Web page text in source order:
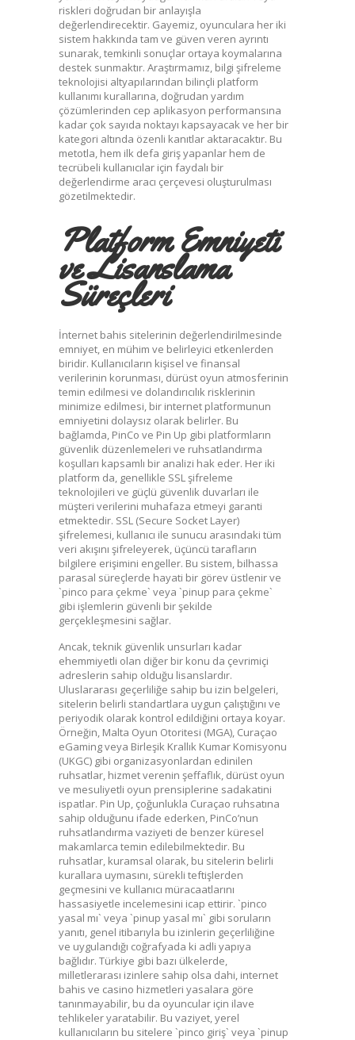
riskleri doğrudan bir anlayışla
değerlendirecektir. Gayemiz, oyunculara her iki
sistem hakkında tam ve güven veren ayrıntı
sunarak, temkinli sonuçlar ortaya koymalarına
destek sunmaktır. Araştırmamız, bilgi şifreleme
teknolojisi altyapılarından bilinçli platform
kullanımı kurallarına, doğrudan yardım
çözümlerinden cep aplikasyon performansına
kadar çok sayıda noktayı kapsayacak ve her bir
kategori altında özenli kanıtlar aktaracaktır. Bu
metotla, hem ilk defa giriş yapanlar hem de
tecrübeli kullanıcılar için faydalı bir
değerlendirme aracı çerçevesi oluşturulması
gözetilmektedir.
Platform Emniyeti
ve Lisanslama
Süreçleri
İnternet bahis sitelerinin değerlendirilmesinde
emniyet, en mühim ve belirleyici etkenlerden
biridir. Kullanıcıların kişisel ve finansal
verilerinin korunması, dürüst oyun atmosferinin
temin edilmesi ve dolandırıcılık risklerinin
minimize edilmesi, bir internet platformunun
emniyetini dolaysız olarak belirler. Bu
bağlamda, PinCo ve Pin Up gibi platformların
güvenlik düzenlemeleri ve ruhsatlandırma
koşulları kapsamlı bir analizi hak eder. Her iki
platform da, genellikle SSL şifreleme
teknolojileri ve güçlü güvenlik duvarları ile
müşteri verilerini muhafaza etmeyi garanti
etmektedir. SSL (Secure Socket Layer)
şifrelemesi, kullanıcı ile sunucu arasındaki tüm
veri akışını şifreleyerek, üçüncü tarafların
bilgilere erişimini engeller. Bu sistem, bilhassa
parasal süreçlerde hayati bir görev üstlenir ve
`pinco para çekme` veya `pinup para çekme`
gibi işlemlerin güvenli bir şekilde
gerçekleşmesini sağlar.
Ancak, teknik güvenlik unsurları kadar
ehemmiyetli olan diğer bir konu da çevrimiçi
adreslerin sahip olduğu lisanslardır.
Uluslararası geçerliliğe sahip bu izin belgeleri,
sitelerin belirli standartlara uygun çalıştığını ve
periyodik olarak kontrol edildiğini ortaya koyar.
Örneğin, Malta Oyun Otoritesi (MGA), Curaçao
eGaming veya Birleşik Krallık Kumar Komisyonu
(UKGC) gibi organizasyonlardan edinilen
ruhsatlar, hizmet verenin şeffaflık, dürüst oyun
ve mesuliyetli oyun prensiplerine sadakatini
ispatlar. Pin Up, çoğunlukla Curaçao ruhsatına
sahip olduğunu ifade ederken, PinCo’nun
ruhsatlandırma vaziyeti de benzer küresel
makamlarca temin edilebilmektedir. Bu
ruhsatlar, kuramsal olarak, bu sitelerin belirli
kurallara uymasını, sürekli teftişlerden
geçmesini ve kullanıcı müracaatlarını
hassasiyetle incelemesini icap ettirir. `pinco
yasal mı` veya `pinup yasal mı` gibi soruların
yanıtı, genel itibarıyla bu izinlerin geçerliliğine
ve uygulandığı coğrafyada ki adli yapıya
bağlıdır. Türkiye gibi bazı ülkelerde,
milletlerarası izinlere sahip olsa dahi, internet
bahis ve casino hizmetleri yasalara göre
tanınmayabilir, bu da oyuncular için ilave
tehlikeler yaratabilir. Bu vaziyet, yerel
kullanıcıların bu sitelere `pinco giriş` veya `pinup